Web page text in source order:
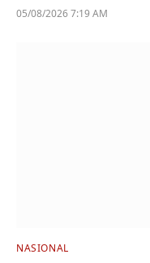
05/08/2026 7:19 AM
NASIONAL